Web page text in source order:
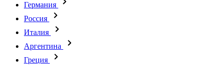
Германия
Россия
Италия
Аргентина
Греция